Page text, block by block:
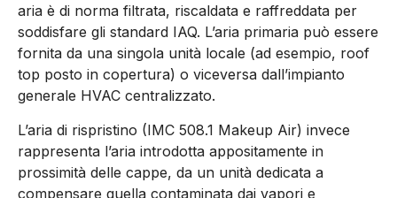
aria è di norma filtrata, riscaldata e raffreddata per
soddisfare gli standard IAQ. L’aria primaria può essere
fornita da una singola unità locale (ad esempio, roof
top posto in copertura) o viceversa dall’impianto
generale HVAC centralizzato.
L’aria di rispristino (IMC 508.1 Makeup Air) invece
rappresenta l’aria introdotta appositamente in
prossimità delle cappe, da un unità dedicata a
compensare quella contaminata dai vapori e